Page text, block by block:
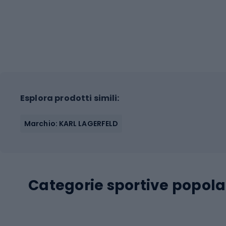
Esplora prodotti simili:
Marchio: KARL LAGERFELD
Categorie sportive